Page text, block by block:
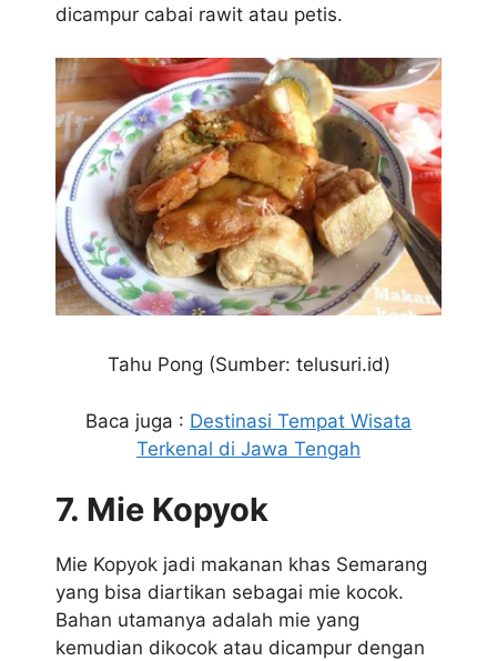
dicampur cabai rawit atau petis.
Tahu Pong (Sumber: telusuri.id)
Baca juga : Destinasi Tempat Wisata
Terkenal di Jawa Tengah
7. Mie Kopyok
Mie Kopyok jadi makanan khas Semarang
yang bisa diartikan sebagai mie kocok.
Bahan utamanya adalah mie yang
kemudian dikocok atau dicampur dengan